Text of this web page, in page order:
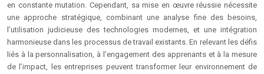
en constante mutation. Cependant, sa mise en œuvre réussie nécessite
une approche stratégique, combinant une analyse fine des besoins,
l’utilisation judicieuse des technologies modernes, et une intégration
harmonieuse dans les processus de travail existants. En relevant les défis
liés à la personnalisation, à l’engagement des apprenants et à la mesure
de l’impact, les entreprises peuvent transformer leur environnement de